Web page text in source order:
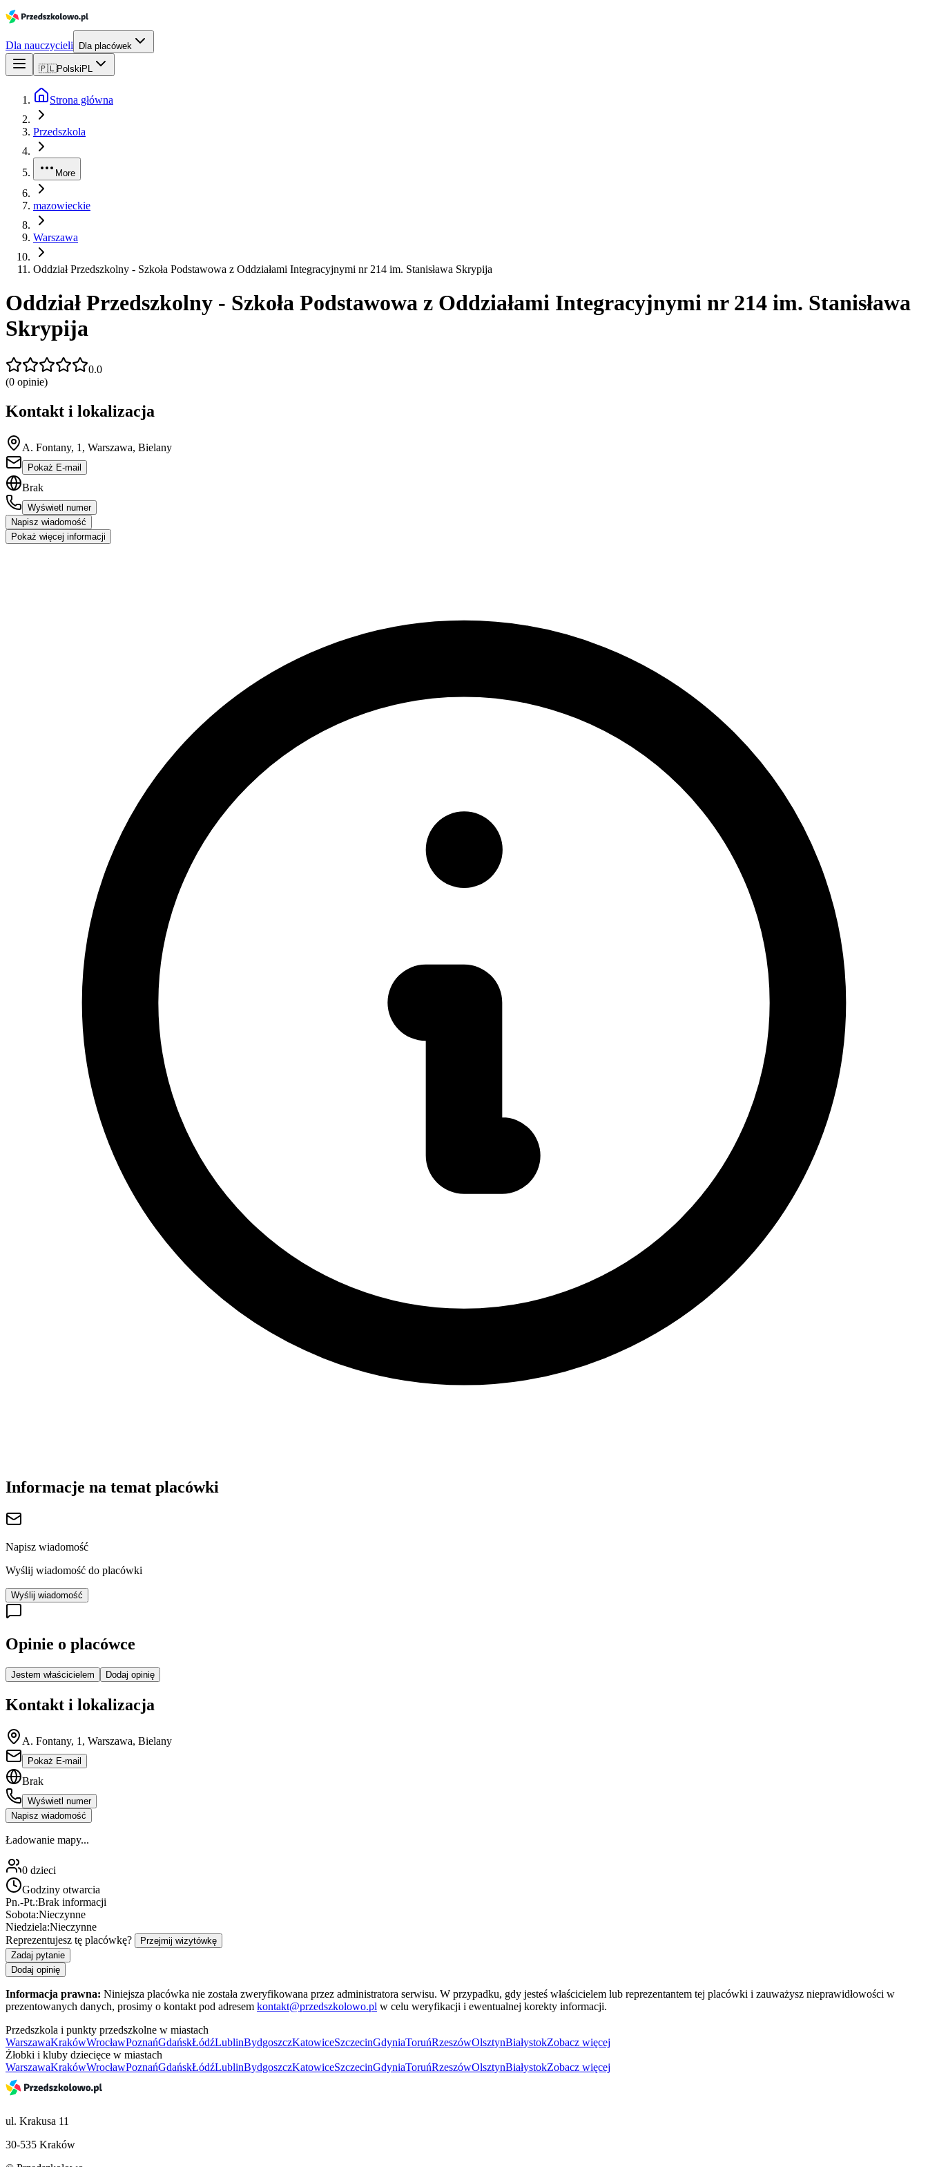
Dla nauczycieli Dla placówek
🇵🇱Polski PL
Strona główna
Przedszkola
More
mazowieckie
Warszawa
Oddział Przedszkolny - Szkoła Podstawowa z Oddziałami Integracyjnymi nr 214 im. Stanisława Skrypija
Oddział Przedszkolny - Szkoła Podstawowa z Oddziałami Integracyjnymi nr 214 im. Stanisława
Skrypija
0.0
(0 opinie)
Kontakt i lokalizacja
A. Fontany, 1, Warszawa, Bielany
Pokaż E-mail
Brak
Wyświetl numer
Napisz wiadomość
Pokaż więcej informacji
Informacje na temat placówki
Napisz wiadomość
Wyślij wiadomość do placówki
Wyślij wiadomość
Opinie o placówce
Jestem właścicielem Dodaj opinię
Kontakt i lokalizacja
A. Fontany, 1, Warszawa, Bielany
Pokaż E-mail
Brak
Wyświetl numer
Napisz wiadomość
Ładowanie mapy...
0 dzieci
Godziny otwarcia
Pn.-Pt.:Brak informacji
Sobota:Nieczynne
Niedziela:Nieczynne
Reprezentujesz tę placówkę?
Przejmij wizytówkę
Zadaj pytanie
Dodaj opinię
Informacja prawna: Niniejsza placówka nie została zweryfikowana przez administratora serwisu. W przypadku, gdy jesteś właścicielem lub reprezentantem tej placówki i zauważysz nieprawidłowości w
prezentowanych danych, prosimy o kontakt pod adresem kontakt@przedszkolowo.pl w celu weryfikacji i ewentualnej korekty informacji.
Przedszkola i punkty przedszkolne w miastach
WarszawaKrakówWrocławPoznańGdańskŁódźLublinBydgoszczKatowiceSzczecinGdyniaToruńRzeszówOlsztynBiałystokZobacz więcej
Żłobki i kluby dziecięce w miastach
WarszawaKrakówWrocławPoznańGdańskŁódźLublinBydgoszczKatowiceSzczecinGdyniaToruńRzeszówOlsztynBiałystokZobacz więcej
ul. Krakusa 11
30-535 Kraków